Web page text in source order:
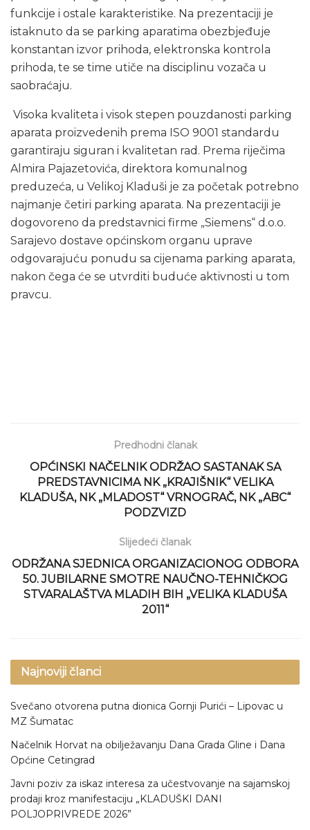
funkcije i ostale karakteristike. Na prezentaciji je
istaknuto da se parking aparatima obezbjeđuje
konstantan izvor prihoda, elektronska kontrola
prihoda, te se time utiče na disciplinu vozača u
saobraćaju.
Visoka kvaliteta i visok stepen pouzdanosti parking
aparata proizvedenih prema ISO 9001 standardu
garantiraju siguran i kvalitetan rad. Prema riječima
Almira Pajazetovića, direktora komunalnog
preduzeća, u Velikoj Kladuši je za početak potrebno
najmanje četiri parking aparata. Na prezentaciji je
dogovoreno da predstavnici firme „Siemens“ d.o.o.
Sarajevo dostave općinskom organu uprave
odgovarajuću ponudu sa cijenama parking aparata,
nakon čega će se utvrditi buduće aktivnosti u tom
pravcu.
Predhodni članak
OPĆINSKI NAČELNIK ODRŽAO SASTANAK SA
PREDSTAVNICIMA NK „KRAJIŠNIK“ VELIKA
KLADUŠA, NK „MLADOST“ VRNOGRAČ, NK „ABC“
PODZVIZD
Slijedeći članak
ODRŽANA SJEDNICA ORGANIZACIONOG ODBORA
50. JUBILARNE SMOTRE NAUČNO-TEHNIČKOG
STVARALAŠTVA MLADIH BIH „VELIKA KLADUŠA
2011“
Najnoviji članci
Svečano otvorena putna dionica Gornji Purići – Lipovac u
MZ Šumatac
Načelnik Horvat na obilježavanju Dana Grada Gline i Dana
Općine Cetingrad
Javni poziv za iskaz interesa za učestvovanje na sajamskoj
prodaji kroz manifestaciju „KLADUŠKI DANI
POLJOPRIVREDE 2026”